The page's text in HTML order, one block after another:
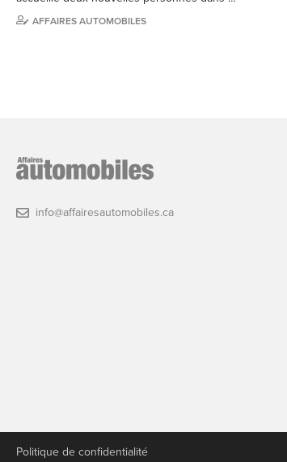
AFFAIRES AUTOMOBILES
info@affairesautomobiles.ca
Politique de confidentialité